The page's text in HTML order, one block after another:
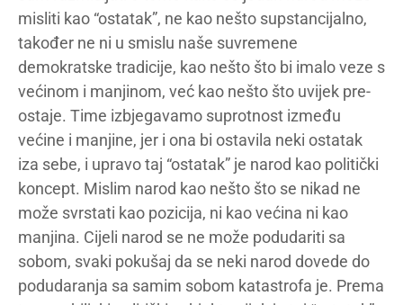
misliti kao “ostatak”, ne kao nešto supstancijalno,
također ne ni u smislu naše suvremene
demokratske tradicije, kao nešto što bi imalo veze s
većinom i manjinom, već kao nešto što uvijek pre-
ostaje. Time izbjegavamo suprotnost između
većine i manjine, jer i ona bi ostavila neki ostatak
iza sebe, i upravo taj “ostatak” je narod kao politički
koncept. Mislim narod kao nešto što se nikad ne
može svrstati kao pozicija, ni kao većina ni kao
manjina. Cijeli narod se ne može podudariti sa
sobom, svaki pokušaj da se neki narod dovede do
podudaranja sa samim sobom katastrofa je. Prema